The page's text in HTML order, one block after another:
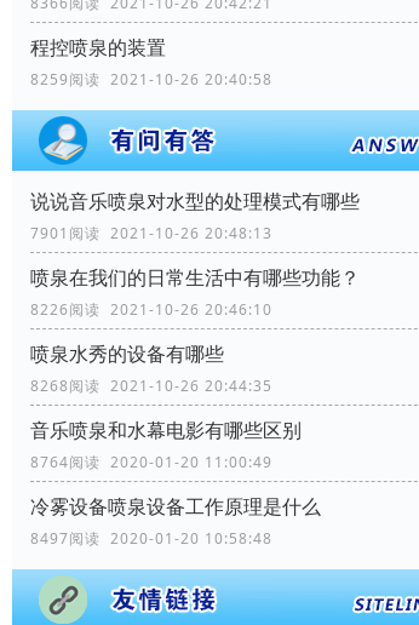
程控喷泉的装置
8259阅读 2021-10-26 20:40:58
说说音乐喷泉对水型的处理模式有哪些
7901阅读 2021-10-26 20:48:13
喷泉在我们的日常生活中有哪些功能？
8226阅读 2021-10-26 20:46:10
喷泉水秀的设备有哪些
8268阅读 2021-10-26 20:44:35
音乐喷泉和水幕电影有哪些区别
8764阅读 2020-01-20 11:00:49
冷雾设备喷泉设备工作原理是什么
8497阅读 2020-01-20 10:58:48